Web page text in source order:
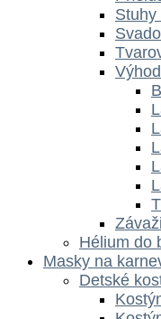
Stuhy
Hélium do
Masky na
Detské